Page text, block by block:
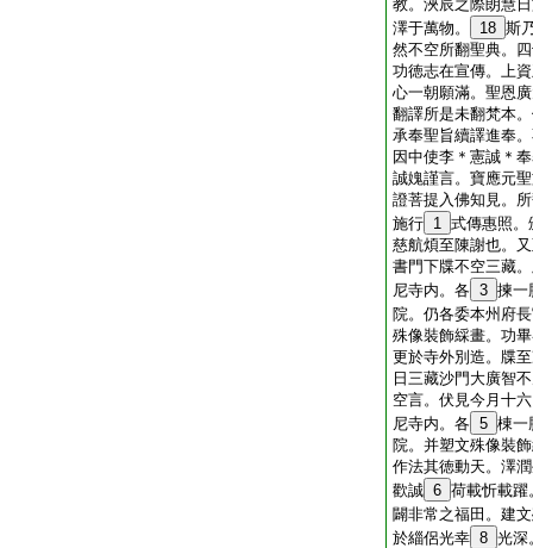
教。浹辰之際朗慧
澤于萬物。
18 斯
然不空所翻聖典。
功徳志在宣傳。上
心一朝願滿。聖恩
翻譯所是未翻梵本
承奉聖旨續譯進奉
因中使李＊憲誠＊
誠媿謹言。寶應元
證菩提入佛知見。
施行 1 式傳惠照。
慈航煩至陳謝也。
書門下牒不空三藏
尼寺内。各 3 揀一
院。仍各委本州府
殊像裝飾綵畫。功
更於寺外別造。牒
日三藏沙門大廣智
空言。伏見今月十
尼寺内。各 5 棟一
院。并塑文殊像裝
作法其徳動天。澤
歡誠 6 荷載忻載躍
闢非常之福田。建
於緇侶光幸 8 光深